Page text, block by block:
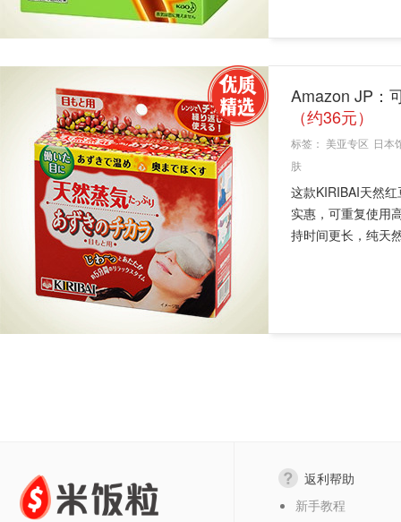
Amazon JP：
（约36元）
标签： 美亚专区 日本
肤
这款KIRIBAI天然
实惠，可重复使用
持时间更长，纯天
返利帮助
新手教程